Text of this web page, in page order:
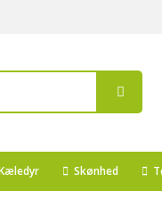
Skønhed